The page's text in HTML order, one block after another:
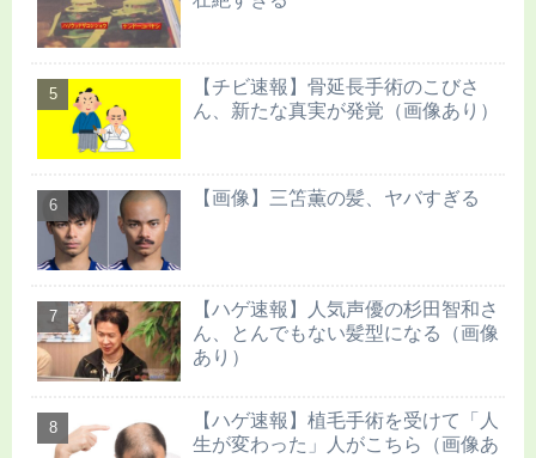
【チビ速報】骨延長手術のこびさ
ん、新たな真実が発覚（画像あり）
【画像】三笘薫の髪、ヤバすぎる
【ハゲ速報】人気声優の杉田智和さ
ん、とんでもない髪型になる（画像
あり）
【ハゲ速報】植毛手術を受けて「人
生が変わった」人がこちら（画像あ